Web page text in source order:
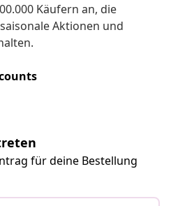
Käufern an, die
Aktionen und
für deine Bestellung